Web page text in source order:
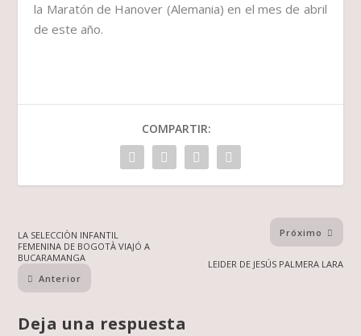
la Maratón de Hanover (Alemania) en el mes de abril
de este año.
COMPARTIR:
LA SELECCIÒN INFANTIL
FEMENINA DE BOGOTÀ VIAJÓ A
BUCARAMANGA
Anterior
Próximo
LEIDER DE JESÚS PALMERA LARA
Deja una respuesta